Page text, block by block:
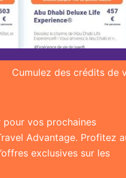
Cumulez des crédits de
vos prochaines
Advantage. Profitez
exclusives sur les